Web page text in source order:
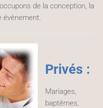
de la conception, la
évènement.
Privés :
Mariages,
baptêmes,